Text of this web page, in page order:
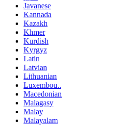
Javanese
Kannada
Kazakh
Khmer
Kurdish
Kyrgyz
Latin
Latvian
Lithuanian
Luxembou..
Macedonian
Malagasy
Malay
Malayalam